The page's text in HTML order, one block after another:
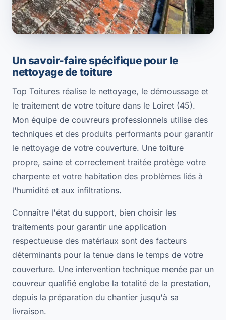
Un savoir-faire spécifique pour le
nettoyage de toiture
Top Toitures réalise le nettoyage, le démoussage et
le traitement de votre toiture dans le Loiret (45).
Mon équipe de couvreurs professionnels utilise des
techniques et des produits performants pour garantir
le nettoyage de votre couverture. Une toiture
propre, saine et correctement traitée protège votre
charpente et votre habitation des problèmes liés à
l'humidité et aux infiltrations.
Connaître l'état du support, bien choisir les
traitements pour garantir une application
respectueuse des matériaux sont des facteurs
déterminants pour la tenue dans le temps de votre
couverture. Une intervention technique menée par un
couvreur qualifié englobe la totalité de la prestation,
depuis la préparation du chantier jusqu'à sa
livraison.